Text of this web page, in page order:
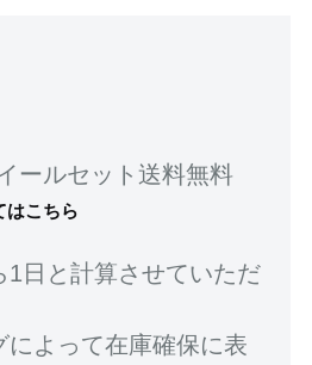
ールセット送料無料
はこちら
1日と計算させていただ
によって在庫確保に表